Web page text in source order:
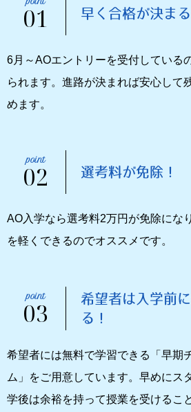
01 早く合格が決ま
6月～AOエントリーを受付している
られます。進路が決まれば安心して
めます。
02 選考料が免除！
AO入学なら選考料2万円が免除にな
を軽くできるのでオススメです。
03
希望者は入学前
る！
希望者には無料で学習できる「早期
ム」をご用意しています。早めにス
学後は余裕を持って授業を受けるこ